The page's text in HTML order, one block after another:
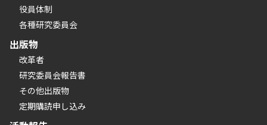
役員体制
各種研究委員会
出版物
改革者
研究委員会報告書
その他出版物
定期購読申し込み